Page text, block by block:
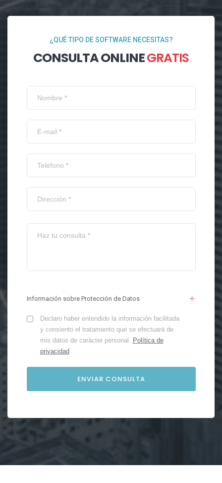
¿QUÉ TIPO DE SOFTWARE NECESITAS?
CONSULTA ONLINEGRATIS
Información sobre Protección de Datos
Declaro haber entendido la información facilitada
y consiento el tratamiento que se efectuará de
mis datos de carácter personal. Política de
privacidad.